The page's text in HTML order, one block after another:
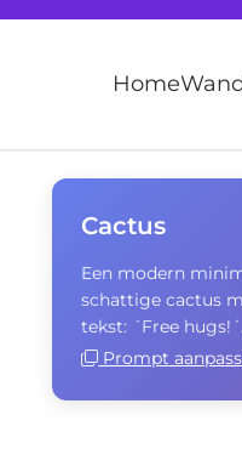
Home
Cactus
Een modern
schattige cactus
tekst: ´Free hugs!´.
Prompt